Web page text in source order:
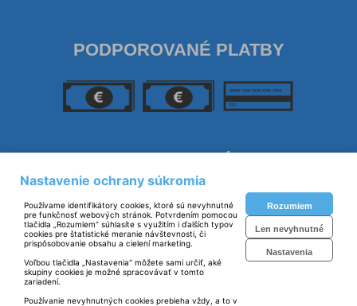
PODPOROVANÉ PLATBY
Prevádzkovateľ: © Polartek spol. s r. o. 2023
Nastavenie ochrany súkromia
Používame identifikátory cookies, ktoré sú nevyhnutné
pre funkčnosť webových stránok. Potvrdením pomocou
tlačidla „Rozumiem“ súhlasíte s využitím i ďalších typov
cookies pre štatistické meranie návštevnosti, či
prispôsobovanie obsahu a cielení marketing.
Voľbou tlačidla „Nastavenia“ môžete sami určiť, aké
skupiny cookies je možné spracovávať v tomto
zariadení.
Používanie nevyhnutných cookies prebieha vždy, a to v
Rozumiem
Len nevyhnutné
Nastavenia